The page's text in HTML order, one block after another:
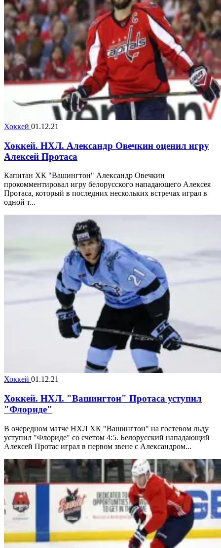
Хоккей 01.12.21
Хоккей. НХЛ. Александр Овечкин оценил игру
Алексей Протаса
Капитан ХК "Вашингтон" Александр Овечкин
прокомментировал игру белорусского нападающего Алексея
Протаса, который в последних нескольких встречах играл в
одной т...
Хоккей 01.12.21
Хоккей. НХЛ. "Вашингтон" Протаса уступил
"Флориде"
В очередном матче НХЛ ХК "Вашингтон" на гостевом льду
уступил "Флориде" со счетом 4:5. Белорусский нападающий
Алексей Протас играл в первом звене с Александром...